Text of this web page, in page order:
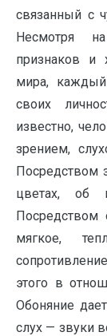
связанный с
Несмотря
признаков и
мира,
своих
известно,
зрением,
Посредством
цветах, об
Посредством
мягкое,
этого в
Обоняние
слух — звуки